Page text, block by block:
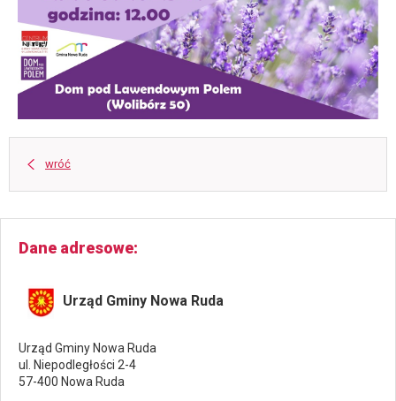
wróć
Dane adresowe
Urząd Gminy Nowa Ruda
Urząd Gminy Nowa Ruda
ul. Niepodległości 2-4
57-400 Nowa Ruda